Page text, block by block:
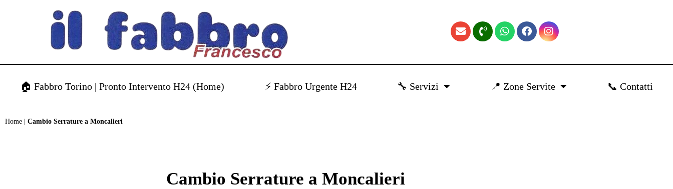
🏠 Fabbro Torino | Pronto Intervento H24 (Home) ⚡ Fabbro Urgente H24 🔧 Servizi 📍 Zone Servite 📞 Contatti
Home Cambio Serrature a Moncalieri
Cambio Serrature a Moncalieri